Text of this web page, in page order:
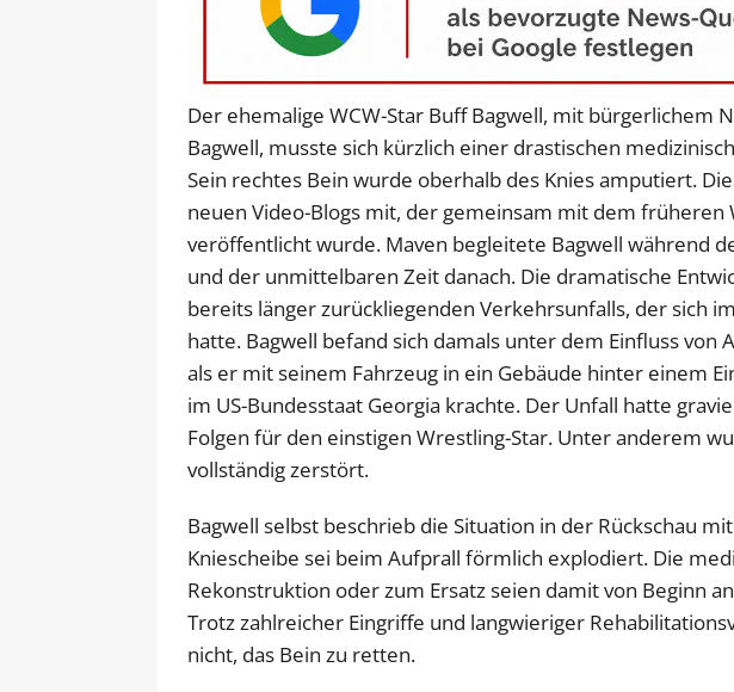
Der ehemalige WCW-Star Buff Bagwell, mit bürgerlichem
Bagwell, musste sich kürzlich einer drastischen
Sein rechtes Bein wurde oberhalb des Knies amputiert.
neuen Video-Blogs mit, der gemeinsam mit dem früheren
veröffentlicht wurde. Maven begleitete Bagwell während
und der unmittelbaren Zeit danach. Die dramatische
bereits länger zurückliegenden Verkehrsunfalls, der sich
hatte. Bagwell befand sich damals unter dem Einfluss von
als er mit seinem Fahrzeug in ein Gebäude hinter einem
im US-Bundesstaat Georgia krachte. Der Unfall hatte
Folgen für den einstigen Wrestling-Star. Unter anderem
vollständig zerstört.
Bagwell selbst beschrieb die Situation in der Rückschau
Kniescheibe sei beim Aufprall förmlich explodiert. Die
Rekonstruktion oder zum Ersatz seien damit von Beginn
Trotz zahlreicher Eingriffe und langwieriger
nicht, das Bein zu retten.